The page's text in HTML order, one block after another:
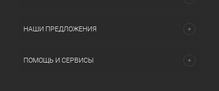
НАШИ ПРЕДЛОЖЕНИЯ
ПОМОЩЬ И СЕРВИСЫ